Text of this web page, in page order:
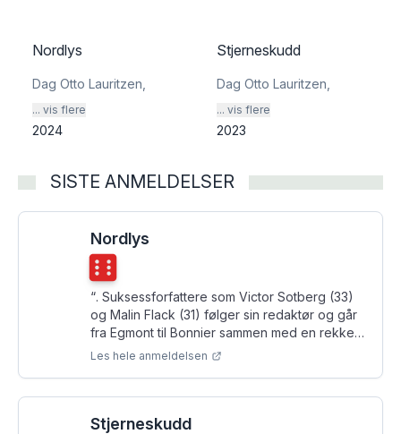
Nordlys
Dag Otto Lauritzen
... vis flere
2024
Stjerneskudd
Dag Otto Lauritzen
... vis flere
2023
SISTE ANMELDELSER
Nordlys
Terningkast
“. Suksessforfattere som Victor Sotberg (33)
og Malin Flack (31) følger sin redaktør og går
fra Egmont til Bonnier sammen med en rekke
andre tegneserieskapere.
Les hele anmeldelsen
Stjerneskudd